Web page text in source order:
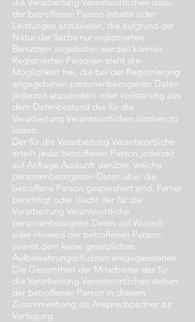
der betroffenen Person Inhalte oder
Leistungen anzubieten, die aufgrund der
Natur der Sache nur registrierten
Benutzern angeboten werden können.
Registrierten Personen steht die
Möglichkeit frei, die bei der Registrierung
angegebenen personenbezogenen Daten
jederzeit abzuändern oder vollständig aus
dem Datenbestand des für die
Verarbeitung Verantwortlichen löschen zu
lassen.
Der für die Verarbeitung Verantwortliche
erteilt jeder betroffenen Person jederzeit
auf Anfrage Auskunft darüber, welche
personenbezogenen Daten über die
betroffene Person gespeichert sind. Ferner
berichtigt oder löscht der für die
Verarbeitung Verantwortliche
personenbezogene Daten auf Wunsch
oder Hinweis der betroffenen Person,
soweit dem keine gesetzlichen
Aufbewahrungspflichten entgegenstehen.
Die Gesamtheit der Mitarbeiter des für
die Verarbeitung Verantwortlichen stehen
der betroffenen Person in diesem
Zusammenhang als Ansprechpartner zur
Verfügung.